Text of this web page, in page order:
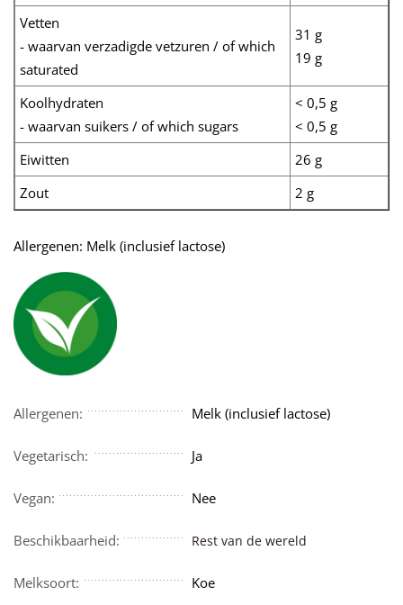
Vetten
- waarvan verzadigde vetzuren / of which
saturated
31 g
19 g
Koolhydraten
- waarvan suikers / of which sugars
< 0,5 g
< 0,5 g
Eiwitten
26 g
Zout
2 g
Allergenen: Melk (inclusief lactose)
Allergenen: Melk (inclusief lactose)
Vegetarisch: Ja
Vegan: Nee
Beschikbaarheid: Rest van de wereld
Melksoort: Koe